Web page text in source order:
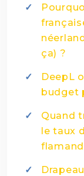
ça) ?
DeepL
budget
Quand
le taux